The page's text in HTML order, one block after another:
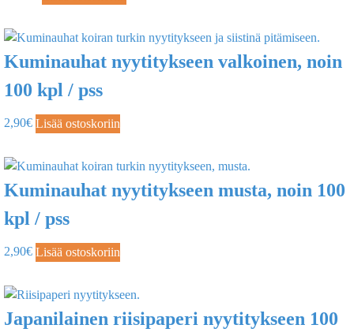
Kuminauhat nyytitykseen valkoinen, noin
100 kpl / pss
2,90€ Lisää ostoskoriin
Kuminauhat nyytitykseen musta, noin 100
kpl / pss
2,90€ Lisää ostoskoriin
Japanilainen riisipaperi nyytitykseen 100